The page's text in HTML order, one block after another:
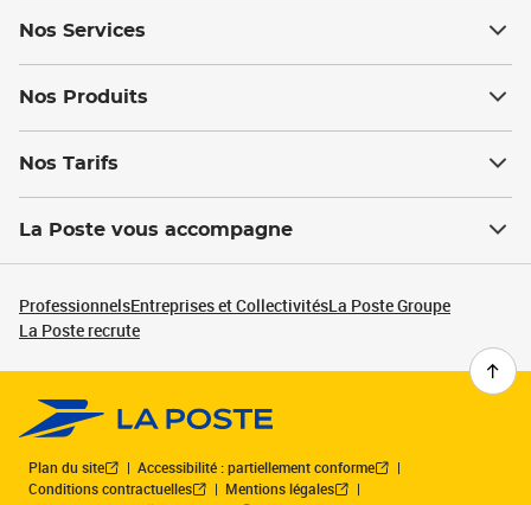
Nos Services
Nos Produits
Nos Tarifs
La Poste vous accompagne
ProfessionnelsEntreprises et CollectivitésLa Poste Groupe
La Poste recrute
Plan du site
Accessibilité : partiellement conforme
Conditions contractuelles
Mentions légales